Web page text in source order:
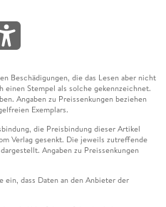
Beschädigungen, die das Lesen aber nicht
einen Stempel als solche gekennzeichnet.
Angaben zu Preissenkungen beziehen
Exemplars.
die Preisbindung dieser Artikel
Verlag gesenkt. Die jeweils zutreffende
Angaben zu Preissenkungen
dass Daten an den Anbieter der